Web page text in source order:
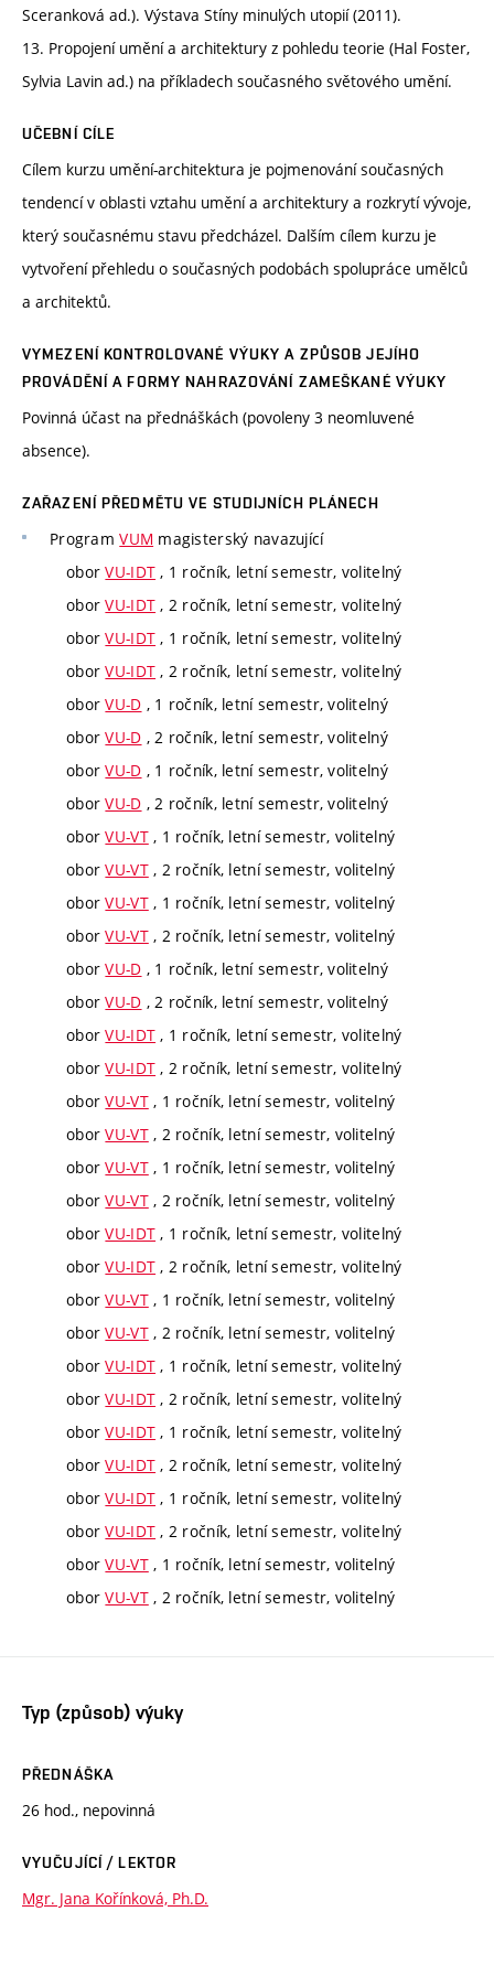
Sceranková ad.). Výstava Stíny minulých utopií (2011).
13. Propojení umění a architektury z pohledu teorie (Hal Foster,
Sylvia Lavin ad.) na příkladech současného světového umění.
UČEBNÍ CÍLE
Cílem kurzu umění-architektura je pojmenování současných
tendencí v oblasti vztahu umění a architektury a rozkrytí vývoje,
který současnému stavu předcházel. Dalším cílem kurzu je
vytvoření přehledu o současných podobách spolupráce umělců
a architektů.
VYMEZENÍ KONTROLOVANÉ VÝUKY A ZPŮSOB JEJÍHO
PROVÁDĚNÍ A FORMY NAHRAZOVÁNÍ ZAMEŠKANÉ VÝUKY
Povinná účast na přednáškách (povoleny 3 neomluvené
absence).
ZAŘAZENÍ PŘEDMĚTU VE STUDIJNÍCH PLÁNECH
ProgramVUM magisterský navazující
oborVU-IDT , 1 ročník, letní semestr, volitelný
oborVU-IDT , 2 ročník, letní semestr, volitelný
oborVU-IDT , 1 ročník, letní semestr, volitelný
oborVU-IDT , 2 ročník, letní semestr, volitelný
oborVU-D , 1 ročník, letní semestr, volitelný
oborVU-D , 2 ročník, letní semestr, volitelný
oborVU-D , 1 ročník, letní semestr, volitelný
oborVU-D , 2 ročník, letní semestr, volitelný
oborVU-VT, 1 ročník, letní semestr, volitelný
oborVU-VT, 2 ročník, letní semestr, volitelný
oborVU-VT, 1 ročník, letní semestr, volitelný
oborVU-VT, 2 ročník, letní semestr, volitelný
oborVU-D , 1 ročník, letní semestr, volitelný
oborVU-D , 2 ročník, letní semestr, volitelný
oborVU-IDT , 1 ročník, letní semestr, volitelný
oborVU-IDT , 2 ročník, letní semestr, volitelný
oborVU-VT, 1 ročník, letní semestr, volitelný
oborVU-VT, 2 ročník, letní semestr, volitelný
oborVU-VT, 1 ročník, letní semestr, volitelný
oborVU-VT, 2 ročník, letní semestr, volitelný
oborVU-IDT , 1 ročník, letní semestr, volitelný
oborVU-IDT , 2 ročník, letní semestr, volitelný
oborVU-VT, 1 ročník, letní semestr, volitelný
oborVU-VT, 2 ročník, letní semestr, volitelný
oborVU-IDT , 1 ročník, letní semestr, volitelný
oborVU-IDT , 2 ročník, letní semestr, volitelný
oborVU-IDT , 1 ročník, letní semestr, volitelný
oborVU-IDT , 2 ročník, letní semestr, volitelný
oborVU-IDT , 1 ročník, letní semestr, volitelný
oborVU-IDT , 2 ročník, letní semestr, volitelný
oborVU-VT, 1 ročník, letní semestr, volitelný
oborVU-VT, 2 ročník, letní semestr, volitelný
Typ (způsob) výuky
PŘEDNÁŠKA
26 hod., nepovinná
VYUČUJÍCÍ / LEKTOR
Mgr. Jana Kořínková, Ph.D.